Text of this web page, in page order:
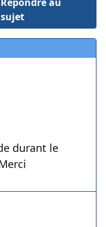
sujet
durant le